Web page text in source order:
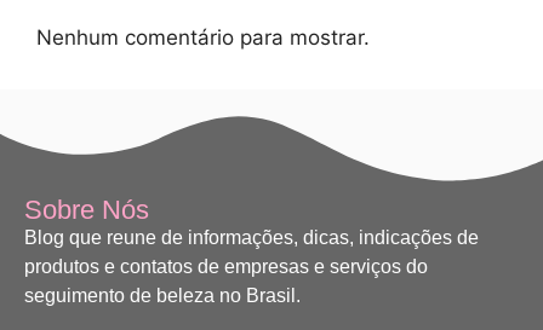
Nenhum comentário para mostrar.
Sobre Nós
Blog que reune de informações, dicas, indicações de
produtos e contatos de empresas e serviços do
seguimento de beleza no Brasil.